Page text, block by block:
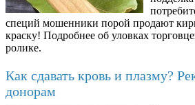
специй мошенники порой продают
краску! Подробнее об уловках
ролике.
Как сдавать кровь и плазму?
донорам